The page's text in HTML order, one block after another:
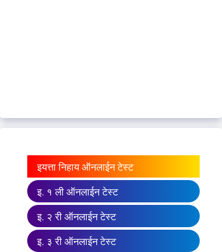
इयत्ता निहाय ऑनलाईन टेस्ट
इ. १ ली ऑनलाईन टेस्ट
इ. २ री ऑनलाईन टेस्ट
इ. ३ री ऑनलाईन टेस्ट